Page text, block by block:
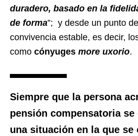
duradero, basado en la
de forma”; y desde un punto
convivencia estable, es decir,
como cónyuges more uxorio.
Siempre que la persona
pensión compensatoria se
una situación en la que se